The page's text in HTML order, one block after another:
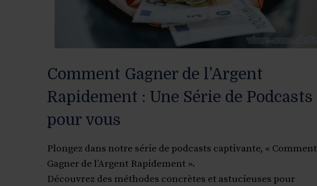
Comment Gagner de l’Argent
Rapidement : Une Série de Podcasts
pour vous
Plongez dans notre série de podcasts captivante, « Comment
Gagner de l’Argent Rapidement ».
Découvrez des méthodes concrètes et astucieuses pour